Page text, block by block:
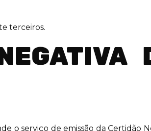
terceiros.
o serviço de emissão da Certidão